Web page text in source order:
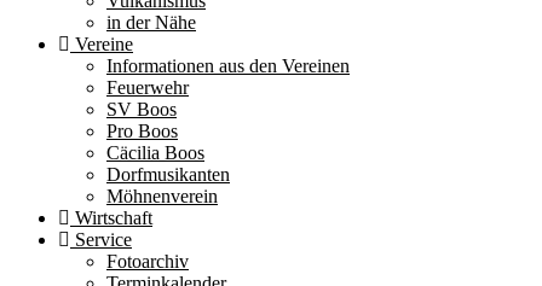
in der Nähe
Vereine
Informationen aus den Vereinen
Feuerwehr
SV Boos
Pro Boos
Cäcilia Boos
Dorfmusikanten
Möhnenverein
Wirtschaft
Service
Fotoarchiv